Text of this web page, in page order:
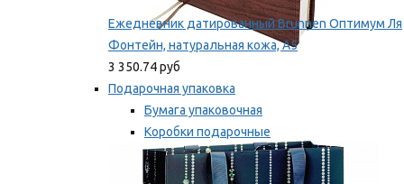
Ежедневник датированный Brunnen Оптимум Ля
Фонтейн, натуральная кожа, А5
3 350.74 руб
Подарочная упаковка
Бумага упаковочная
Коробки подарочные
Ленты, бобины
Мы рекомендуем